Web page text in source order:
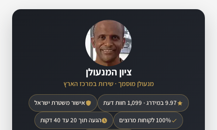
ציון המנעולן
מנעולן מוסמך · שירות במרכז הארץ
9.97 במידרג · 1,099 חוות דעת אישור משטרת ישראל
100% לקוחות מרוצים הגעה תוך 20 עד 40 דקות